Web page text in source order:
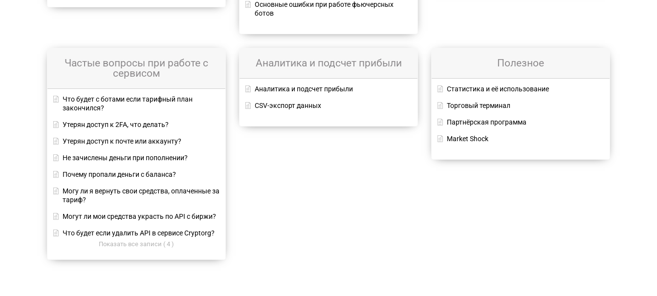
Основные ошибки при работе фьючерсных
ботов
Частые вопросы при работе с
сервисом
Что будет с ботами если тарифный план
закончился?
Утерян доступ к 2FA, что делать?
Утерян доступ к почте или аккаунту?
Не зачислены деньги при пополнении?
Почему пропали деньги с баланса?
Могу ли я вернуть свои средства, оплаченные за
тариф?
Могут ли мои средства украсть по API с биржи?
Что будет если удалить API в сервисе Cryptorg?
Показать все записи ( 4 )
Аналитика и подсчет прибыли
Аналитика и подсчет прибыли
CSV-экспорт данных
Полезное
Статистика и её использование
Торговый терминал
Партнёрская программа
Market Shock